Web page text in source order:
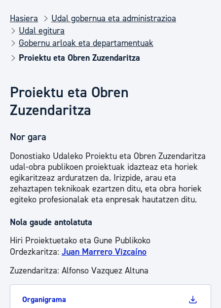
Hasiera
Udal gobernua eta administrazioa
Udal egitura
Gobernu arloak eta departamentuak
Proiektu eta Obren Zuzendaritza
Proiektu eta Obren
Zuzendaritza
Nor gara
Donostiako Udaleko Proiektu eta Obren Zuzendaritza
udal-obra publikoen proiektuak idazteaz eta horiek
egikaritzeaz arduratzen da. Irizpide, arau eta
zehaztapen teknikoak ezartzen ditu, eta obra horiek
egiteko profesionalak eta enpresak hautatzen ditu.
Nola gaude antolatuta
Hiri Proiektuetako eta Gune Publikoko
Ordezkaritza: Juan Marrero Vizcaíno
Zuzendaritza: Alfonso Vazquez Altuna
Organigrama